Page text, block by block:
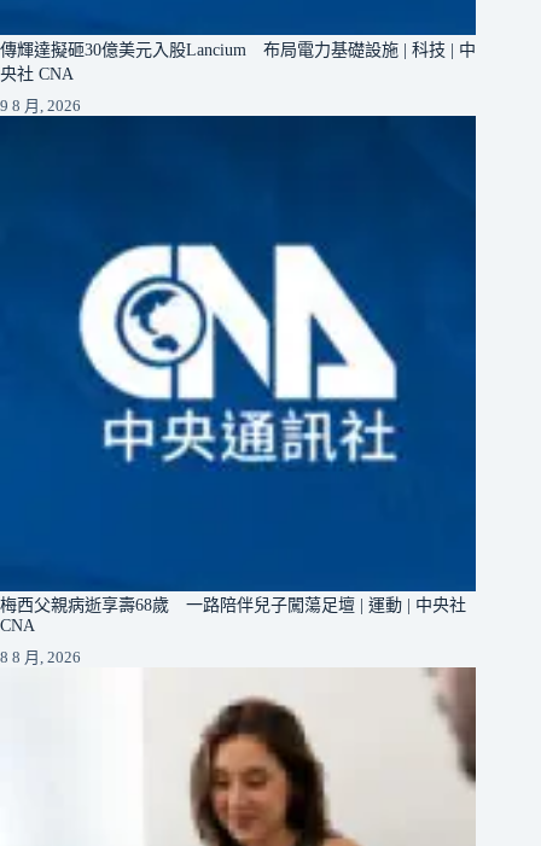
傳輝達擬砸30億美元入股Lancium 布局電力基礎設施 | 科技 | 中
央社 CNA
9 8 月, 2026
梅西父親病逝享壽68歲 一路陪伴兒子闖蕩足壇 | 運動 | 中央社
CNA
8 8 月, 2026